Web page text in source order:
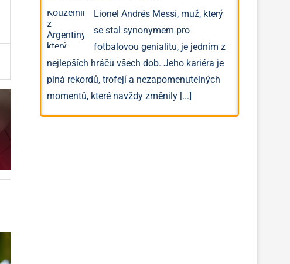
Lionel Andrés Messi, muž, který
se stal synonymem pro
fotbalovou genialitu, je jedním z
nejlepších hráčů všech dob. Jeho kariéra je
plná rekordů, trofejí a nezapomenutelných
momentů, které navždy změnily [...]